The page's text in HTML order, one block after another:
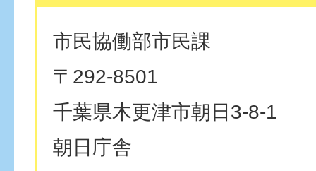
市民協働部市民課
〒292-8501
千葉県木更津市朝日3-8-1
朝日庁舎